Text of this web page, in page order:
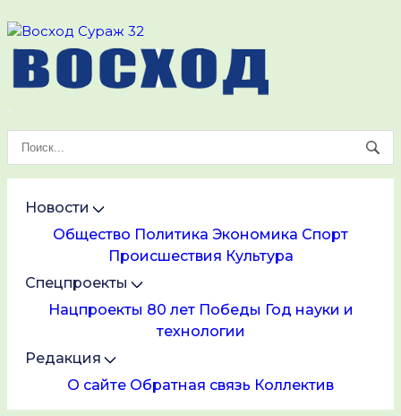
Новости
Общество Политика Экономика Спорт
Происшествия Культура
Спецпроекты
Нацпроекты 80 лет Победы Год науки и
технологии
Редакция
О сайте Обратная связь Коллектив